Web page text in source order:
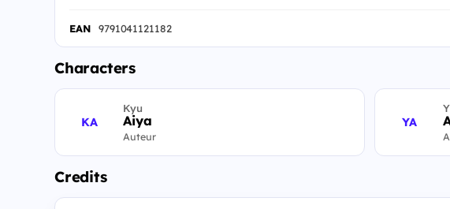
EAN 9791041121182
Characters
KA
Kyu
Aiya
Auteur
YA
Credits